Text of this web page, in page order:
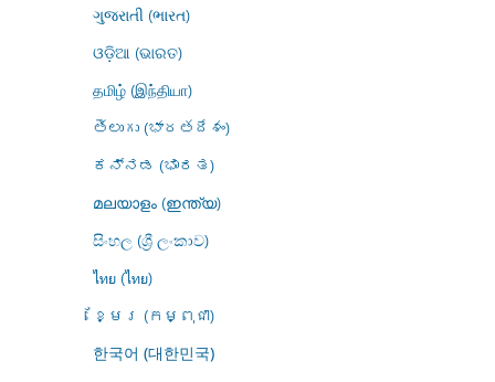
ગુજરાતી (ભારત)
ଓଡ଼ିଆ (ଭାରତ)
தமிழ் (இந்தியா)
తెలుగు (భారతదేశం)
ಕನ್ನಡ (ಭಾರತ)
മലയാളം (ഇന്ത്യ)
සිංහල (ශ්‍රී ලංකාව)
ไทย (ไทย)
ខ្មែរ (កម្ពុជា)
한국어 (대한민국)